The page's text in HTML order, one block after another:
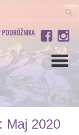
PODRÓŻNIKA
Maj 2020